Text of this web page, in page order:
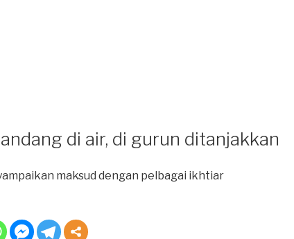
di air, di gurun ditanjakkan
maksud dengan pelbagai ikhtiar